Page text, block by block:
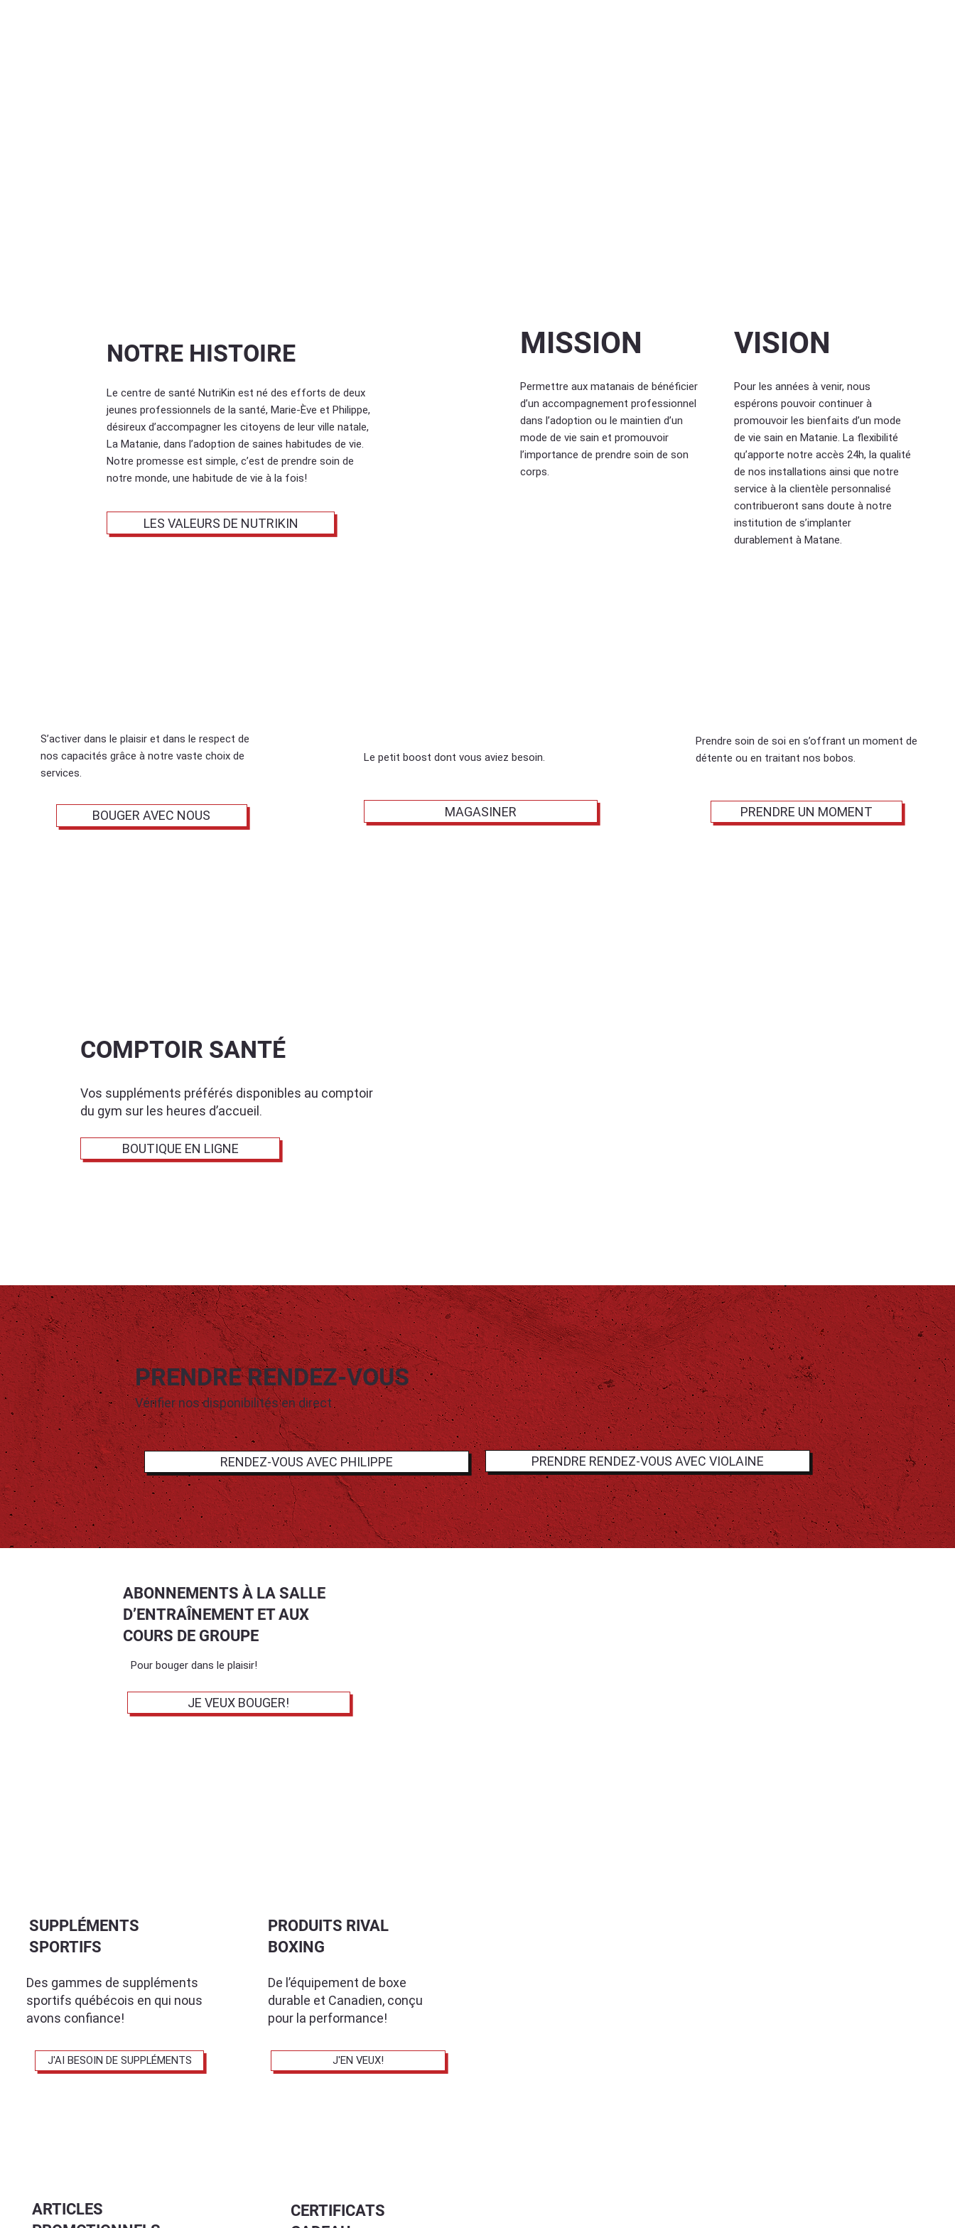
NOTRE HISTOIRE
Le centre de santé NutriKin est né des efforts de deux
jeunes professionnels de la santé, Marie-Ève et Philippe,
désireux d’accompagner les citoyens de leur ville natale,
La Matanie, dans l’adoption de saines habitudes de vie.
Notre promesse est simple, c’est de prendre soin de
notre monde, une habitude de vie à la fois!
LES VALEURS DE NUTRIKIN
MISSION
Permettre aux matanais de bénéficier
d’un accompagnement professionnel
dans l’adoption ou le maintien d’un
mode de vie sain et promouvoir
l’importance de prendre soin de son
corps.
VISION
Pour les années à venir, nous
espérons pouvoir continuer à
promouvoir les bienfaits d’un mode
de vie sain en Matanie. La flexibilité
qu’apporte notre accès 24h, la qualité
de nos installations ainsi que notre
service à la clientèle personnalisé
contribueront sans doute à notre
institution de s’implanter
durablement à Matane.
S’activer dans le plaisir et dans le respect de
nos capacités grâce à notre vaste choix de
services.
BOUGER AVEC NOUS
Le petit boost dont vous aviez besoin.
MAGASINER
Prendre soin de soi en s’offrant un moment de
détente ou en traitant nos bobos.
PRENDRE UN MOMENT
COMPTOIR SANTÉ
Vos suppléments préférés disponibles au comptoir
du gym sur les heures d’accueil.
BOUTIQUE EN LIGNE
PRENDRE RENDEZ-VOUS
Vérifier nos disponibilités en direct
RENDEZ-VOUS AVEC PHILIPPE PRENDRE RENDEZ-VOUS AVEC VIOLAINE
ABONNEMENTS À LA SALLE
D’ENTRAÎNEMENT ET AUX
COURS DE GROUPE
Pour bouger dans le plaisir!
JE VEUX BOUGER!
SUPPLÉMENTS
SPORTIFS
Des gammes de suppléments
sportifs québécois en qui nous
avons confiance!
J'AI BESOIN DE SUPPLÉMENTS
PRODUITS RIVAL
BOXING
De l’équipement de boxe
durable et Canadien, conçu
pour la performance!
J'EN VEUX!
ARTICLES
CERTIFICATS